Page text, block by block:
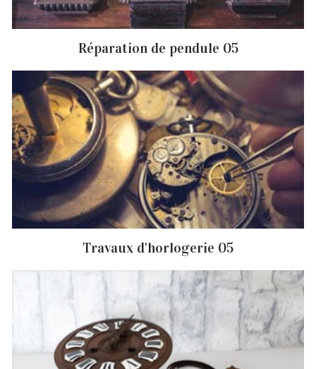
Réparation de pendule 05
Travaux d'horlogerie 05